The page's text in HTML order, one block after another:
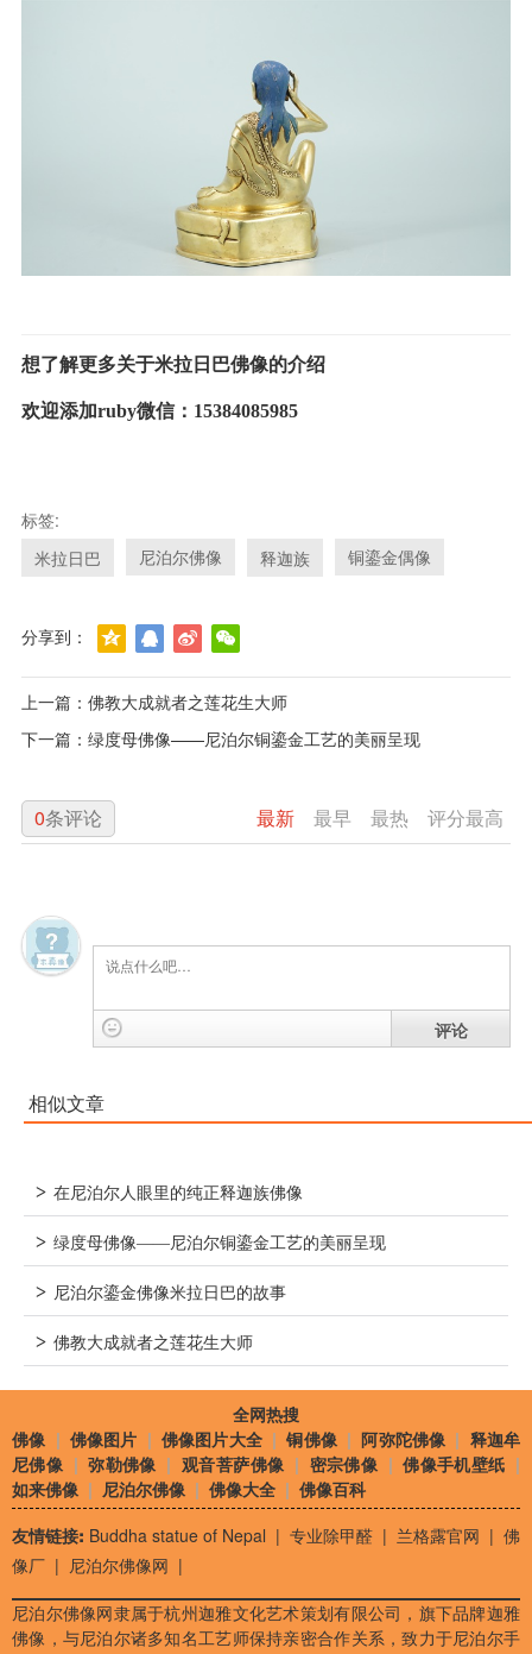
想了解更多关于米拉日巴佛像的介绍
欢迎添加ruby微信：15384085985
标签:
米拉日巴
尼泊尔佛像 释迦族 铜鎏金偶像
分享到：
上一篇： 佛教大成就者之莲花生大师
下一篇： 绿度母佛像——尼泊尔铜鎏金工艺的美丽呈现
最新 最早 最热 评分最高
0条评论
评论
相似文章
> 在尼泊尔人眼里的纯正释迦族佛像
> 绿度母佛像——尼泊尔铜鎏金工艺的美丽呈现
> 尼泊尔鎏金佛像米拉日巴的故事
> 佛教大成就者之莲花生大师
全网热搜
佛像 | 佛像图片 |佛像图片大全|铜佛像 |阿弥陀佛像 | 释迦牟
尼佛像 |弥勒佛像 |观音菩萨佛像 | 密宗佛像 |佛像手机壁纸 |
如来佛像 | 尼泊尔佛像 | 佛像大全 | 佛像百科
友情链接: Buddha statue of Nepal | 专业除甲醛 | 兰格露官网 | 佛
像厂 | 尼泊尔佛像网 |
尼泊尔佛像网隶属于杭州迦雅文化艺术策划有限公司，旗下品牌迦雅
佛像，与尼泊尔诸多知名工艺师保持亲密合作关系，致力于尼泊尔手